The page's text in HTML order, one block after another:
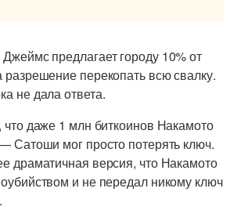
предлагает городу 10% от
перекопать всю свалку.
не дала ответа.
даже 1 млн биткоинов Накамото
Сатоши мог просто потерять ключ.
драматичная версия, что Накамото
и не передал никому ключ